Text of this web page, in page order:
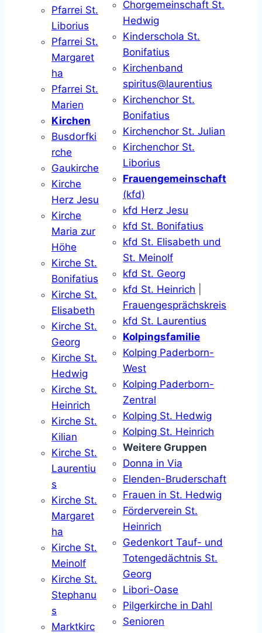
Pfarrei St.
Liborius
Pfarrei St.
Margaret
ha
Pfarrei St.
Marien
Kirchen
Busdorfki
rche
Gaukirche
Kirche
Herz Jesu
Kirche
Maria zur
Höhe
Kirche St.
Bonifatius
Kirche St.
Elisabeth
Kirche St.
Georg
Kirche St.
Hedwig
Kirche St.
Heinrich
Kirche St.
Kilian
Kirche St.
Laurentiu
s
Kirche St.
Margaret
ha
Kirche St.
Meinolf
Kirche St.
Stephanu
s
Marktkirc
Chorgemeinschaft St.
Hedwig
Kinderschola St.
Bonifatius
Kirchenband
spiritus@laurentius
Kirchenchor St.
Bonifatius
Kirchenchor St. Julian
Kirchenchor St.
Liborius
Frauengemeinschaft
(kfd)
kfd Herz Jesu
kfd St. Bonifatius
kfd St. Elisabeth und
St. Meinolf
kfd St. Georg
kfd St. Heinrich
Frauengesprächskreis
kfd St. Laurentius
Kolpingsfamilie
Kolping Paderborn-
West
Kolping Paderborn-
Zentral
Kolping St. Hedwig
Kolping St. Heinrich
Weitere Gruppen
Donna in Via
Elenden-Bruderschaft
Frauen in St. Hedwig
Förderverein St.
Heinrich
Gedenkort Tauf- und
Totengedächtnis St.
Georg
Libori-Oase
Pilgerkirche in Dahl
Senioren